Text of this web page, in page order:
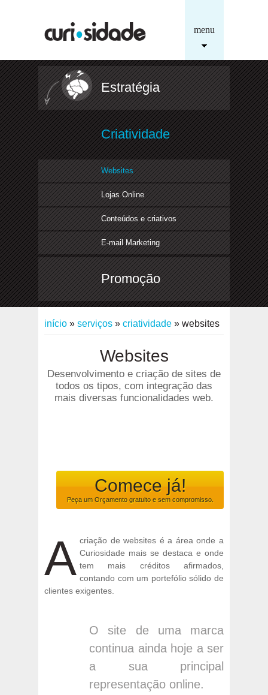
menu
Estratégia
Criatividade
Websites
Lojas Online
Conteúdos e criativos
E-mail Marketing
Promoção
início » serviços » criatividade » websites
Websites
Desenvolvimento e criação de sites de
todos os tipos, com integração das
mais diversas funcionalidades web.
Comece já!
Peça um Orçamentogratuitoe sem compromisso.
A criação de websites é a área onde a
Curiosidade mais se destaca e onde
tem mais créditos afirmados,
contando com um portefólio sólido de
clientes exigentes.
O site de uma marca
continua ainda hoje a ser
a sua principal
representação online.